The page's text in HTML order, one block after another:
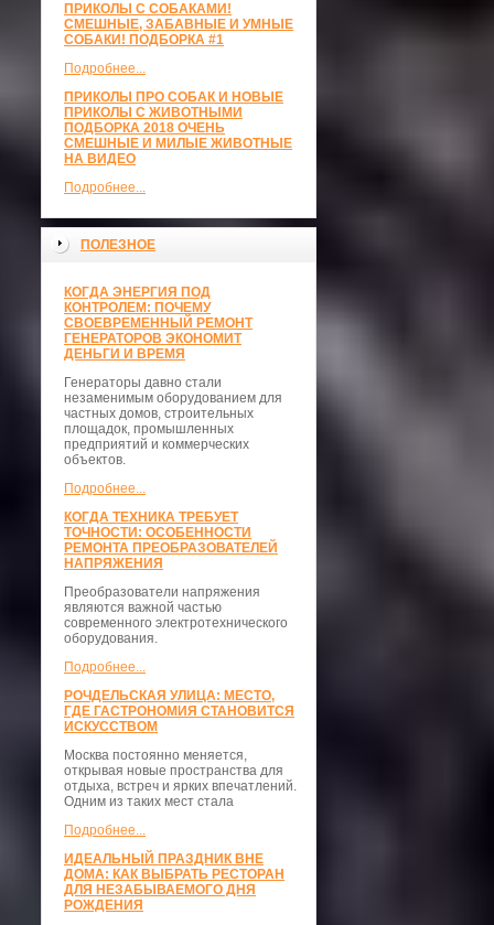
ПРИКОЛЫ С СОБАКАМИ!
СМЕШНЫЕ, ЗАБАВНЫЕ И УМНЫЕ
СОБАКИ! ПОДБОРКА #1
Подробнее...
ПРИКОЛЫ ПРО СОБАК И НОВЫЕ
ПРИКОЛЫ С ЖИВОТНЫМИ
ПОДБОРКА 2018 ОЧЕНЬ
СМЕШНЫЕ И МИЛЫЕ ЖИВОТНЫЕ
НА ВИДЕО
Подробнее...
ПОЛЕЗНОЕ
КОГДА ЭНЕРГИЯ ПОД
КОНТРОЛЕМ: ПОЧЕМУ
СВОЕВРЕМЕННЫЙ РЕМОНТ
ГЕНЕРАТОРОВ ЭКОНОМИТ
ДЕНЬГИ И ВРЕМЯ
Генераторы давно стали
незаменимым оборудованием для
частных домов, строительных
площадок, промышленных
предприятий и коммерческих
объектов.
Подробнее...
КОГДА ТЕХНИКА ТРЕБУЕТ
ТОЧНОСТИ: ОСОБЕННОСТИ
РЕМОНТА ПРЕОБРАЗОВАТЕЛЕЙ
НАПРЯЖЕНИЯ
Преобразователи напряжения
являются важной частью
современного электротехнического
оборудования.
Подробнее...
РОЧДЕЛЬСКАЯ УЛИЦА: МЕСТО,
ГДЕ ГАСТРОНОМИЯ СТАНОВИТСЯ
ИСКУССТВОМ
Москва постоянно меняется,
открывая новые пространства для
отдыха, встреч и ярких впечатлений.
Одним из таких мест стала
Подробнее...
ИДЕАЛЬНЫЙ ПРАЗДНИК ВНЕ
ДОМА: КАК ВЫБРАТЬ РЕСТОРАН
ДЛЯ НЕЗАБЫВАЕМОГО ДНЯ
РОЖДЕНИЯ